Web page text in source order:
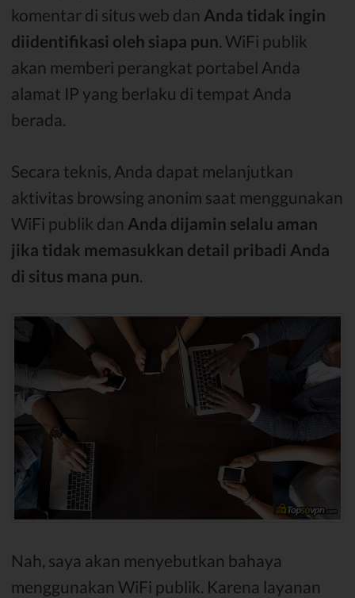
komentar di situs web dan Anda tidak ingin
diidentifikasi oleh siapa pun. WiFi publik
akan memberi perangkat portabel Anda
alamat IP yang berlaku di tempat Anda
berada.
Secara teknis, Anda dapat melanjutkan
aktivitas browsing anonim saat menggunakan
WiFi publik dan Anda dijamin selalu aman
jika tidak memasukkan detail pribadi Anda
di situs mana pun
Nah, saya akan menyebutkan bahaya
menggunakan WiFi publik. Karena layanan